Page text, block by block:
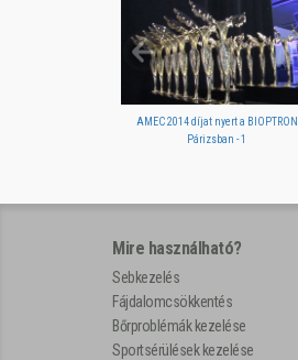
AMEC 2014 díjat nyert a BIOPTRON
Párizsban - 1
Mire használható?
Sebkezelés
Fájdalomcsökkentés
Bőrproblémák kezelése
Sportsérülések kezelése